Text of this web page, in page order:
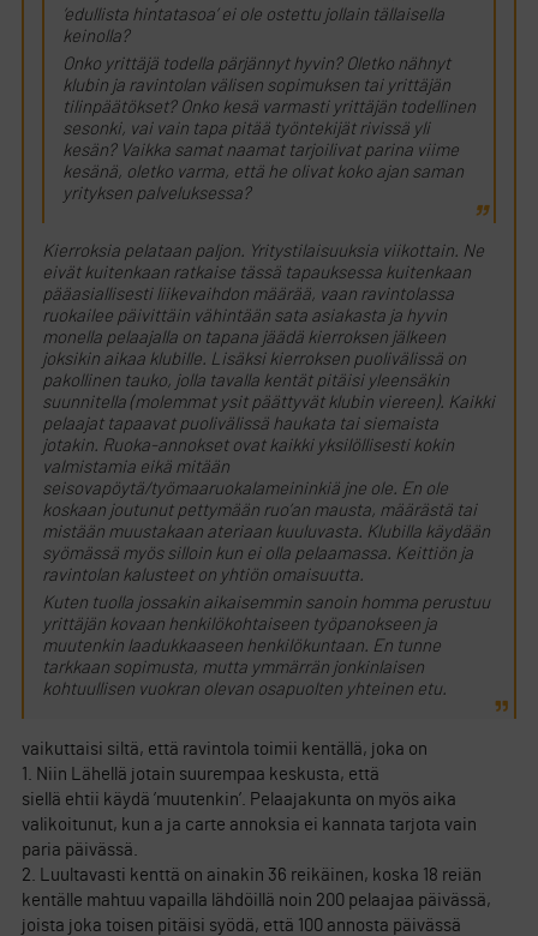
’edullista hintatasoa’ ei ole ostettu jollain tällaisella
keinolla?
Onko yrittäjä todella pärjännyt hyvin? Oletko nähnyt
klubin ja ravintolan välisen sopimuksen tai yrittäjän
tilinpäätökset? Onko kesä varmasti yrittäjän todellinen
sesonki, vai vain tapa pitää työntekijät rivissä yli
kesän? Vaikka samat naamat tarjoilivat parina viime
kesänä, oletko varma, että he olivat koko ajan saman
yrityksen palveluksessa?
Kierroksia pelataan paljon. Yritystilaisuuksia viikottain. Ne
eivät kuitenkaan ratkaise tässä tapauksessa kuitenkaan
pääasiallisesti liikevaihdon määrää, vaan ravintolassa
ruokailee päivittäin vähintään sata asiakasta ja hyvin
monella pelaajalla on tapana jäädä kierroksen jälkeen
joksikin aikaa klubille. Lisäksi kierroksen puolivälissä on
pakollinen tauko, jolla tavalla kentät pitäisi yleensäkin
suunnitella (molemmat ysit päättyvät klubin viereen). Kaikki
pelaajat tapaavat puolivälissä haukata tai siemaista
jotakin. Ruoka-annokset ovat kaikki yksilöllisesti kokin
valmistamia eikä mitään
seisovapöytä/työmaaruokalameininkiä jne ole. En ole
koskaan joutunut pettymään ruo’an mausta, määrästä tai
mistään muustakaan ateriaan kuuluvasta. Klubilla käydään
syömässä myös silloin kun ei olla pelaamassa. Keittiön ja
ravintolan kalusteet on yhtiön omaisuutta.
Kuten tuolla jossakin aikaisemmin sanoin homma perustuu
yrittäjän kovaan henkilökohtaiseen työpanokseen ja
muutenkin laadukkaaseen henkilökuntaan. En tunne
tarkkaan sopimusta, mutta ymmärrän jonkinlaisen
kohtuullisen vuokran olevan osapuolten yhteinen etu.
vaikuttaisi siltä, että ravintola toimii kentällä, joka on
1. Niin Lähellä jotain suurempaa keskusta, että
siellä ehtii käydä ’muutenkin’. Pelaajakunta on myös aika
valikoitunut, kun a ja carte annoksia ei kannata tarjota vain
paria päivässä.
2. Luultavasti kenttä on ainakin 36 reikäinen, koska 18 reiän
kentälle mahtuu vapailla lähdöillä noin 200 pelaajaa päivässä,
joista joka toisen pitäisi syödä, että 100 annosta päivässä